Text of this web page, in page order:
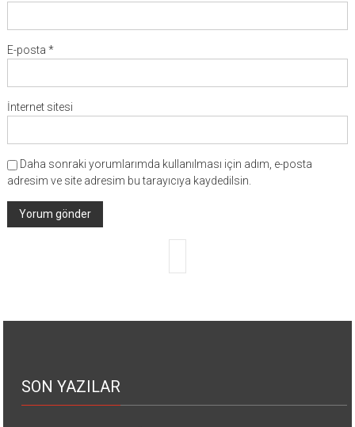
E-posta *
İnternet sitesi
Daha sonraki yorumlarımda kullanılması için adım, e-posta
adresim ve site adresim bu tarayıcıya kaydedilsin.
SON YAZILAR